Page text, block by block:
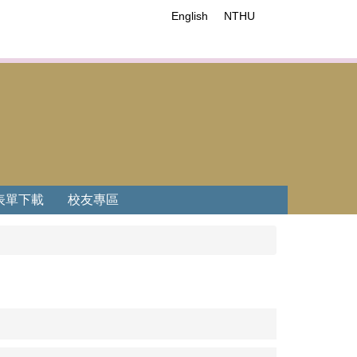
English NTHU
單下載 校友專區